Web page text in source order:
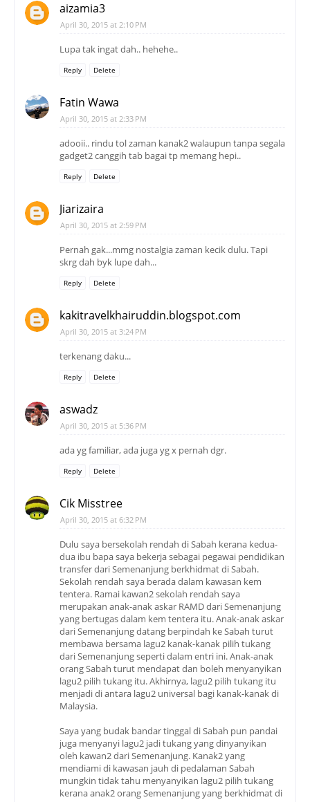
aizamia3
April 30, 2015 at 2:10 PM
Lupa tak ingat dah.. hehehe..
Reply Delete
Fatin Wawa
April 30, 2015 at 2:33 PM
adooii.. rindu tol zaman kanak2 walaupun tanpa segala
gadget2 canggih tab bagai tp memang hepi..
Reply Delete
Jiarizaira
April 30, 2015 at 2:59 PM
Pernah gak...mmg nostalgia zaman kecik dulu. Tapi
skrg dah byk lupe dah...
Reply Delete
kakitravelkhairuddin.blogspot.com
April 30, 2015 at 3:24 PM
terkenang daku...
Reply Delete
aswadz
April 30, 2015 at 5:36 PM
ada yg familiar, ada juga yg x pernah dgr.
Reply Delete
Cik Misstree
April 30, 2015 at 6:32 PM
Dulu saya bersekolah rendah di Sabah kerana kedua-
dua ibu bapa saya bekerja sebagai pegawai pendidikan
transfer dari Semenanjung berkhidmat di Sabah.
Sekolah rendah saya berada dalam kawasan kem
tentera. Ramai kawan2 sekolah rendah saya
merupakan anak-anak askar RAMD dari Semenanjung
yang bertugas dalam kem tentera itu. Anak-anak askar
dari Semenanjung datang berpindah ke Sabah turut
membawa bersama lagu2 kanak-kanak pilih tukang
dari Semenanjung seperti dalam entri ini. Anak-anak
orang Sabah turut mendapat dan boleh menyanyikan
lagu2 pilih tukang itu. Akhirnya, lagu2 pilih tukang itu
menjadi di antara lagu2 universal bagi kanak-kanak di
Malaysia.
Saya yang budak bandar tinggal di Sabah pun pandai
juga menyanyi lagu2 jadi tukang yang dinyanyikan
oleh kawan2 dari Semenanjung. Kanak2 yang
mendiami di kawasan jauh di pedalaman Sabah
mungkin tidak tahu menyanyikan lagu2 pilih tukang
kerana anak2 orang Semenanjung yang berkhidmat di